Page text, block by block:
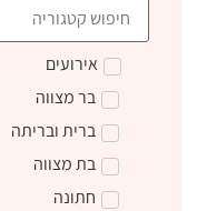
אירועים
בר מצווה
ברית ובריתה
בת מצווה
חתונה